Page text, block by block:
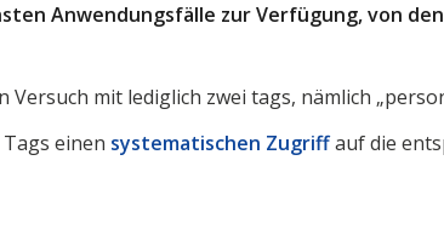
Anwendungsfälle zur Verfügung, von
mit lediglich zwei tags, nämlich
einen systematischen Zugriffauf die